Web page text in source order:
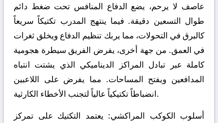
عاصف لا يرحم، يضع الدفاع المنافس تحت ضغط دائم
طوال التسعين دقيقة. فيما ينتهج المدرب تكتيكاً سريعاً
كالبرق في التحولات، مما يربك تنظيم الدفاع ويخلق ثغرات
في العمق. من جهة أخرى، يفرض الفريق سيطرة هجومية
كاملة عبر تبادل المراكز الديناميكي الذي يشتت انتباه
المدافعين ويفتح المساحات. مما يفرض على اللاعبين
انضباطاً تكتيكياً عالياً لتجنب الأخطاء الكارثية.
أسلوب الكوكب المراكشي: يعتمد التكتيك على تمركز